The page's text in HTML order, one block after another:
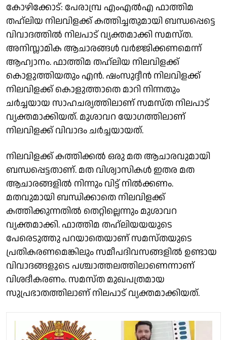
കോഴിക്കോട്: പേരാമ്പ്ര എംഎൽഎ ഫാത്തിമ
തഹ്‍ലിയ നിലവിളക്ക് കത്തിച്ചതുമായി ബന്ധപ്പെട്ടെ
വിവാദത്തിൽ നിലപാട് വ്യക്തമാക്കി സമസ്ത.
അനിസ്ലാമിക ആചാരങ്ങൾ വർജ്ജിക്കണമെന്ന്
ആഹ്വാനം. ഫാത്തിമ തഹ്‍ലിയ നിലവിളക്ക്
കൊളുത്തിയതും എൻ. ഷംസുദ്ദീൻ നിലവിളക്ക്
നിലവിളക്ക് കൊളുത്താതെ മാറി നിന്നതും
ചർച്ചയായ സാഹചര്യത്തിലാണ് സമസ്ത നിലപാട്
വ്യക്തമാക്കിയത്. മുശാവറ യോഗത്തിലാണ്
നിലവിളക്ക് വിവാദം ചർച്ചയായത്.
നിലവിളക്ക് കത്തിക്കൽ ഒരു മത ആചാരവുമായി
ബന്ധപ്പെട്ടതാണ്. മത വിശ്വാസികൾ ഇതര മത
ആചാരങ്ങളിൽ നിന്നും വിട്ട് നിൽക്കണം.
മതവുമായി ബന്ധിക്കാതെ നിലവിളക്ക്
കത്തിക്കുന്നതിൽ തെറ്റില്ലെന്നും മുശാവറ
വ്യക്തമാക്കി. ഫാത്തിമ തഹ്‍ലിയയയുടെ
പേരെടുത്തു പറയാതെയാണ് സമസ്തയുടെ
പ്രതികരണമെങ്കിലും സമീപദിവസങ്ങളിൽ ഉണ്ടായ
വിവാദങ്ങളുടെ പശ്ചാത്തലത്തിലാണെന്നാണ്
വിശദീകരണം. സമസ്ത മുഖപത്രമായ
സുപ്രഭാതത്തിലാണ് നിലപാട് വ്യക്തമാക്കിയത്.